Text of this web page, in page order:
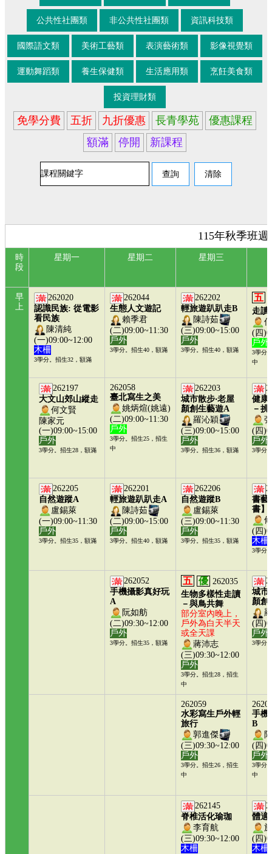
公共性社團類 非公共性社團類 資訊科技類
國際語文類 美術工藝類 表演藝術類 影像視覺類
運動舞蹈類 養生保健類 生活應用類 烹飪美食類
投資理財類
免學分費 五折 九折優惠 長青學苑
優惠課程
額滿
停開 新課程
115年秋季班週
時
段
星期一 星期二 星期三
早
上
262020
認識民族: 從電影
看民族
陳清純
(一)09:00~12:00
木柵
3學分。招生32，額滿
262044
生態人文遊記
賴季君
(二)09:00~11:30
戶外
3學分。招生40，額滿
262202
輕旅遊趴趴走B
陳詩茹
(三)09:00~15:00
戶外
3學分。招生40，額滿
五
走讀
(四
戶外
3學分
中
262197
大文山郊山縱走
何文賢
陳家元
(一)09:00~15:00
戶外
3學分。招生28，額滿
262058
臺北寫生之美
姚炳煊(姚遠)
(二)09:00~11:30
戶外
3學分。招生25，招生
中
262203
城市散步‧老屋
顏創生藝遊A
羅沁穎
(三)09:00~15:00
戶外
3學分。招生36，額滿
健康
－挑
(四
戶外
3學分
262205
自然遊蹤A
盧錫萊
(一)09:00~11:30
戶外
3學分。招生35，額滿
262201
輕旅遊趴趴走A
陳詩茹
(二)09:00~15:00
戶外
3學分。招生40，額滿
262206
自然遊蹤B
盧錫萊
(三)09:00~11:30
戶外
3學分。招生35，額滿
書藝
書】
(四
木柵
3學分
262052
手機攝影真好玩
A
阮如舫
(二)09:30~12:00
戶外
3學分。招生35，額滿
五 優 262035
生物多樣性走讀
－與鳥共舞
部分室內晚上，
戶外為白天半天
或全天課
蔣沛志
(三)09:30~12:00
戶外
3學分。招生28，招生
中
城市
顏創
(四
戶外
3學分
262059
水彩寫生戶外輕
旅行
郭進傑
(三)09:30~12:00
戶外
3學分。招生26，招生
中
手機
B
(四
戶外
3學分
中
262145
脊椎活化瑜珈
李育航
(三)09:30~12:00
木柵
體適
(四
木柵